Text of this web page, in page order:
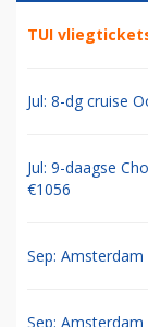
TUI
Jul: 8-dg cruise
Jul: 9-daagse
€1056
Sep:
Sep: